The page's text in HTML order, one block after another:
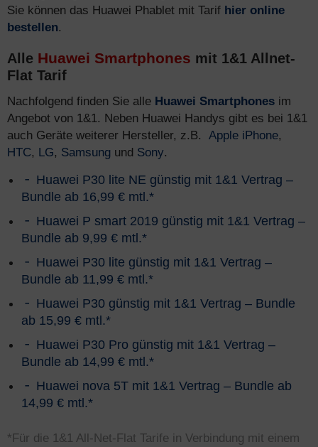
Sie können das Huawei Phablet mit Tarif hier online
bestellen.
Alle Huawei Smartphones mit 1&1 Allnet-
Flat Tarif
Nachfolgend finden Sie alle Huawei Smartphones im
Angebot von 1&1. Neben Huawei Handys gibt es bei 1&1
auch Geräte weiterer Hersteller, z.B. Apple iPhone,
HTC, LG, Samsung und Sony.
Huawei P30 lite NE günstig mit 1&1 Vertrag –
Bundle ab 16,99 € mtl.*
Huawei P smart 2019 günstig mit 1&1 Vertrag –
Bundle ab 9,99 € mtl.*
Huawei P30 lite günstig mit 1&1 Vertrag –
Bundle ab 11,99 € mtl.*
Huawei P30 günstig mit 1&1 Vertrag – Bundle
ab 15,99 € mtl.*
Huawei P30 Pro günstig mit 1&1 Vertrag –
Bundle ab 14,99 € mtl.*
Huawei nova 5T mit 1&1 Vertrag – Bundle ab
14,99 € mtl.*
*Für die 1&1 All-Net-Flat Tarife in Verbindung mit einem